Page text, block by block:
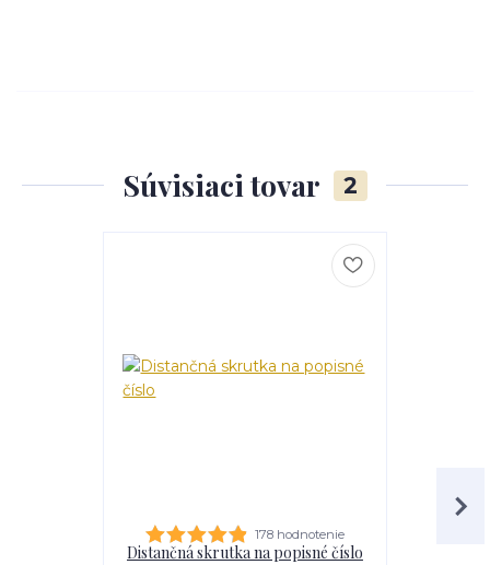
Súvisiaci tovar 2
178 hodnotenie
Distančná skrutka na popisné číslo